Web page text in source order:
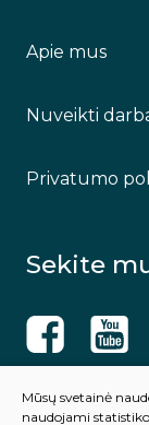
Apie mus
Nuveikti
Privatumo
Sekite
Mūsų svetainė
naudojami